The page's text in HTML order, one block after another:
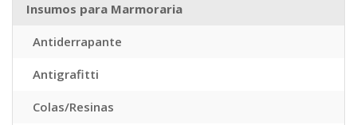
Insumos para Marmoraria
Antiderrapante
Antigrafitti
Colas/Resinas